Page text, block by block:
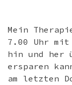
Mein
7.00 Uhr mit
hin und her
ersparen
am letzten